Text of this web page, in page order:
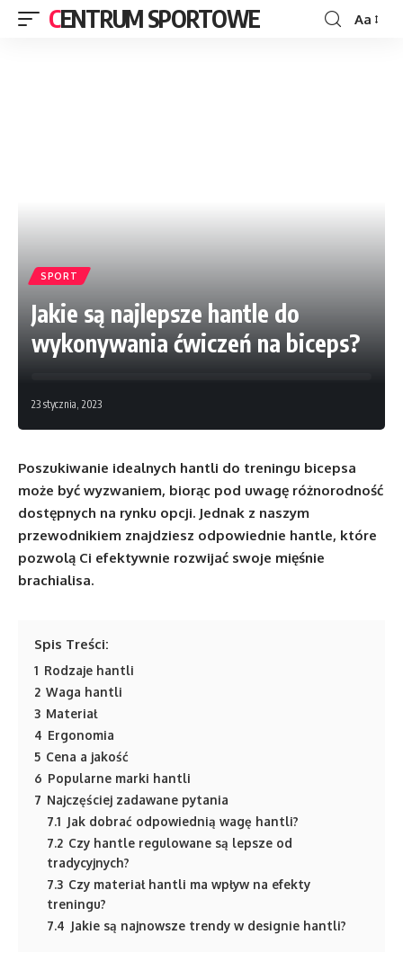
CENTRUM SPORTOWE Aa
SPORT
Jakie są najlepsze hantle do
wykonywania ćwiczeń na biceps?
23 stycznia, 2023
Poszukiwanie idealnych hantli do treningu bicepsa
może być wyzwaniem, biorąc pod uwagę różnorodność
dostępnych na rynku opcji. Jednak z naszym
przewodnikiem znajdziesz odpowiednie hantle, które
pozwolą Ci efektywnie rozwijać swoje mięśnie
brachialisa.
Spis Treści:
1 Rodzaje hantli
2 Waga hantli
3 Materiał
4 Ergonomia
5 Cena a jakość
6 Popularne marki hantli
7 Najczęściej zadawane pytania
7.1 Jak dobrać odpowiednią wagę hantli?
7.2 Czy hantle regulowane są lepsze od
tradycyjnych?
7.3 Czy materiał hantli ma wpływ na efekty
treningu?
7.4 Jakie są najnowsze trendy w designie hantli?